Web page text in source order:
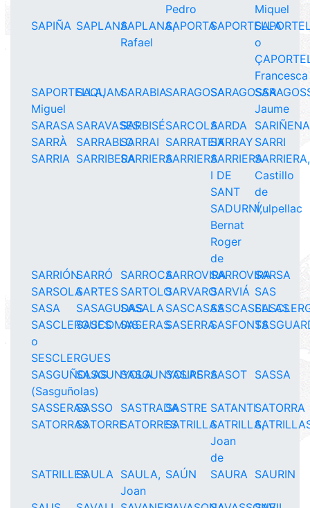
Pedro
Miquel
SAPIÑA SAPLANASAPLANA,
Rafael
SAPORTASAPORTELLA
o
Francesca
SAPORTELLA,
Miguel
SAQUAMSARABIASARAGOSASARAGOSSA
Jaume
SARASASARAVASESSARBISÉSARCOLASARDA
SARIÑENA
SARRÀ
SARRABLOSARRAI SARRATEIXSARRAY SARRI
SARRIA SARRIBERASARRIERASARRIERASARRIERA
I DE
SANT
SADURNÍ,
Bernat
Roger
de
SARRIERA,
Castillo
de
Vulpellac
SARRIÓNSARRÓ SARROCASARROVIRASARROVIRASARSA
SARSOLASARTES SARTOLOSARVAROSARVIÁ SAS
SASA
SASAGUDASSASALASASCASASSASCASELLAS
SASCLERGUES
o
SESCLERGUES
SASCOMASSASERASSASERRASASFONTS
SASGUÑOLAS
(Sasguñolas)
SASGUNYOLASASGUNYOLAS
SASIRERASASOT SASSA
SASSERASSASSO SASTRADASASTRE SATANTISATORRA
SATORRASSATORRESATORRESSATRILLASATRILLA,
Joan
de
SATRILLESSAULA SAULA,
Joan
SAÚN SAURA SAURIN